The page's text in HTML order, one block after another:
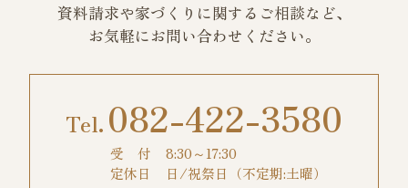
資料請求や家づくりに関するご相談など、
お気軽にお問い合わせください。
082-422-3580
受 付
8:30～17:30
定休日
日/祝祭日（不定期:土曜）